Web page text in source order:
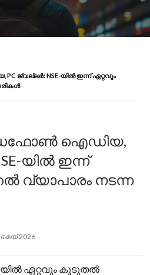
ജ്വല്ലർ: NSE-യിൽ ഇന്ന് ഏറ്റവും
ഐഡിയ,
യിൽ ഇന്ന്
വ്യാപാരം നടന്ന
മെയ്‌ 2026
യിൽ ഏറ്റവും കൂടുതൽ